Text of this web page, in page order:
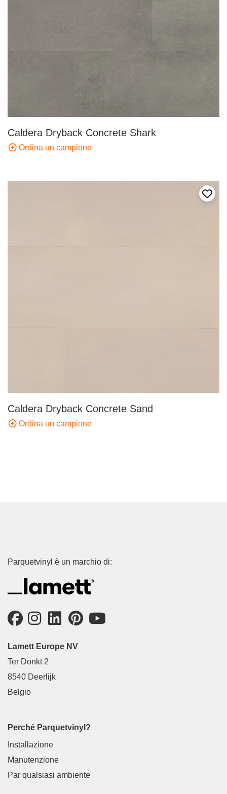
Caldera Dryback Concrete Shark
Ordina un campione
Caldera Dryback Concrete Sand
Ordina un campione
Parquetvinyl è un marchio di:
Lamett Europe NV
Ter Donkt 2
8540 Deerlijk
Belgio
Perché Parquetvinyl?
Installazione
Manutenzione
Par qualsiasi ambiente